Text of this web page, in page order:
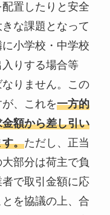
置したりと安全
な課題となって
小学校・中学校
りする場合等
りません。この
、これを一方的
額から差し引い
す。ただし、正当
部分は荷主で負
で取引金額に応
を協議の上、合